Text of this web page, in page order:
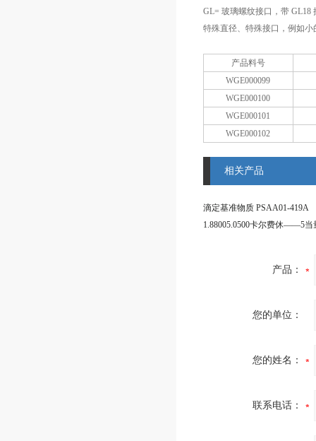
GL= 玻璃螺纹接口，带 GL18
特殊直径、特殊接口，例如
产品料号
WGE000099
WGE000100
WGE000101
WGE000102
相关产品
滴定基准物质 PSAA01-419A
产品：
您的单位：
您的姓名：
联系电话：